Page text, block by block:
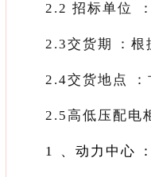
2.2 招标单位
2.3交货期：
2.4交货地点：
2.5高低压配电
1、动力中